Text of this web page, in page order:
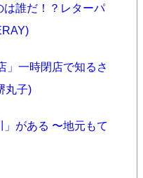
は誰だ！？レターパ
」一時閉店で知るさ
丸子)
がある 〜地元もて